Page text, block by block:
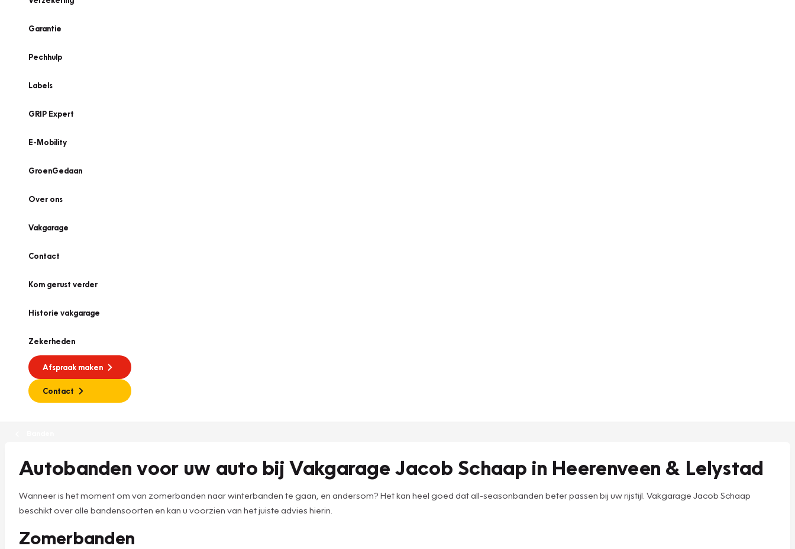
Garantie
Pechhulp
Labels
GRIP Expert
E-Mobility
GroenGedaan
Over ons
Vakgarage
Contact
Kom gerust verder
Historie vakgarage
Zekerheden
Afspraak maken
Contact
Autobanden voor uw auto bij Vakgarage Jacob Schaap in Heerenveen & Lelystad
Wanneer is het moment om van zomerbanden naar winterbanden te gaan, en andersom? Het kan heel goed dat all-seasonbanden beter passen bij uw rijstijl. Vakgarage Jacob Schaap
beschikt over alle bandensoorten en kan u voorzien van het juiste advies hierin.
Zomerbanden